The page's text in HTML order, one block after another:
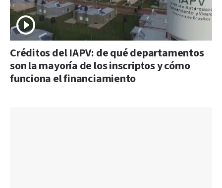
Créditos del IAPV: de qué departamentos
son la mayoría de los inscriptos y cómo
funciona el financiamiento